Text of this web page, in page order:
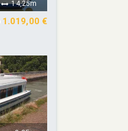
14,25m
1.019,00 €